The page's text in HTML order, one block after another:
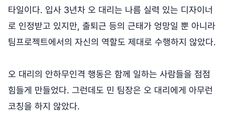
타일이다. 입사 3년차 오 대리는 나름 실력 있는 디자이너
로 인정받고 있지만, 출퇴근 등의 근태가 엉망일 뿐 아니라
팀프로젝트에서의 자신의 역할도 제대로 수행하지 않았다.
오 대리의 안하무인격 행동은 함께 일하는 사람들을 점점
힘들게 만들었다. 그런데도 민 팀장은 오 대리에게 아무런
코칭을 하지 않았다.